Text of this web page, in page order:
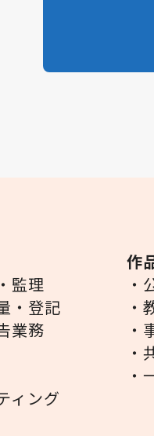
監理
・登記
業務
ィング
作
・
・
・
・
・